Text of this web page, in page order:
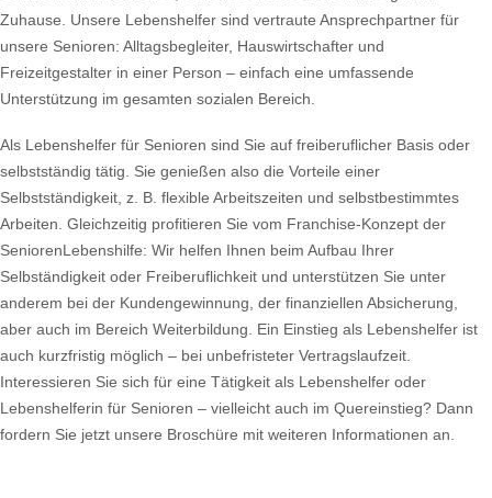
Zuhause. Unsere Lebenshelfer sind vertraute Ansprechpartner für
unsere Senioren: Alltagsbegleiter, Hauswirtschafter und
Freizeitgestalter in einer Person – einfach eine umfassende
Unterstützung im gesamten sozialen Bereich.
Als Lebenshelfer für Senioren sind Sie auf freiberuflicher Basis oder
selbstständig tätig. Sie genießen also die Vorteile einer
Selbstständigkeit, z. B. flexible Arbeitszeiten und selbstbestimmtes
Arbeiten. Gleichzeitig profitieren Sie vom Franchise-Konzept der
SeniorenLebenshilfe: Wir helfen Ihnen beim Aufbau Ihrer
Selbständigkeit oder Freiberuflichkeit und unterstützen Sie unter
anderem bei der Kundengewinnung, der finanziellen Absicherung,
aber auch im Bereich Weiterbildung. Ein Einstieg als Lebenshelfer ist
auch kurzfristig möglich – bei unbefristeter Vertragslaufzeit.
Interessieren Sie sich für eine Tätigkeit als Lebenshelfer oder
Lebenshelferin für Senioren – vielleicht auch im Quereinstieg? Dann
fordern Sie jetzt unsere Broschüre mit weiteren Informationen an.